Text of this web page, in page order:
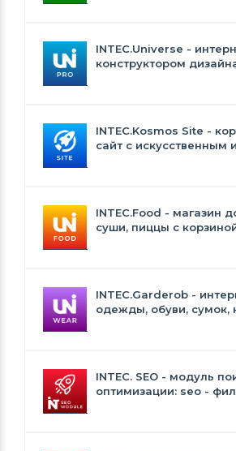
INTEC.Universe -
конструктором
INTEC.Kosmos Site -
сайт с искусственным
INTEC.Food - магазин
суши, пиццы с
INTEC.Garderob -
одежды, обуви, сумок,
INTEC. SEO - модуль
оптимизации: seo -